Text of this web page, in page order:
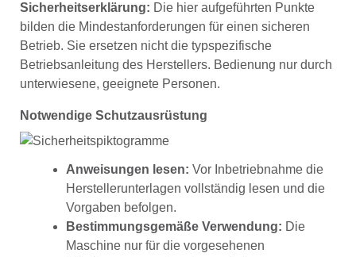
Sicherheitserklärung: Die hier aufgeführten Punkte
bilden die Mindestanforderungen für einen sicheren
Betrieb. Sie ersetzen nicht die typspezifische
Betriebsanleitung des Herstellers. Bedienung nur durch
unterwiesene, geeignete Personen.
Notwendige Schutzausrüstung
Anweisungen lesen: Vor Inbetriebnahme die
Herstellerunterlagen vollständig lesen und die
Vorgaben befolgen.
Bestimmungsgemäße Verwendung: Die
Maschine nur für die vorgesehenen